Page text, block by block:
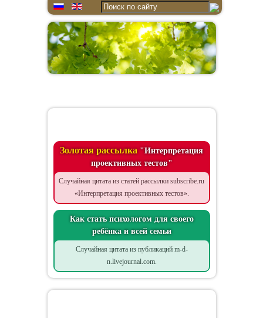
Золотая рассылка"Интерпретация
проективных тестов"
Случайная цитата из статей рассылки subscribe.ru
«Интерпретация проективных тестов».
Как стать психологом для своего
ребёнка и всей семьи
Случайная цитата из публикаций m-d-
n.livejournal.com.